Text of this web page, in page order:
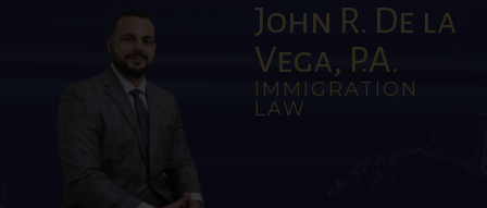
John R. De la
Vega, P.A.
IMMIGRATION
LAW